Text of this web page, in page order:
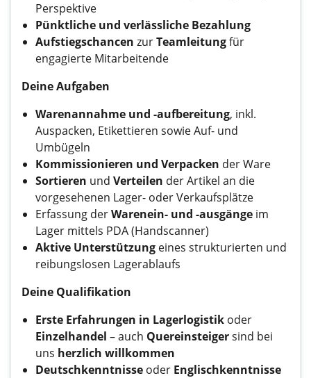
Perspektive
Pünktliche und verlässliche Bezahlung
Aufstiegschancen zurTeamleitungfür
engagierte Mitarbeitende
Deine Aufgaben
Warenannahme und -aufbereitung, inkl.
Auspacken, Etikettieren sowie Auf- und
Umbügeln
Kommissionieren und Verpacken der Ware
Sortieren und Verteilen der Artikel an die
vorgesehenen Lager- oder Verkaufsplätze
Erfassung derWarenein- und -ausgänge im
Lager mittels PDA (Handscanner)
Aktive Unterstützung eines strukturierten und
reibungslosen Lagerablaufs
Deine Qualifikation
Erste Erfahrungen in Lagerlogistik oder
Einzelhandel – auch Quereinsteigersind bei
uns herzlich willkommen
Deutschkenntnisse oder Englischkenntnisse